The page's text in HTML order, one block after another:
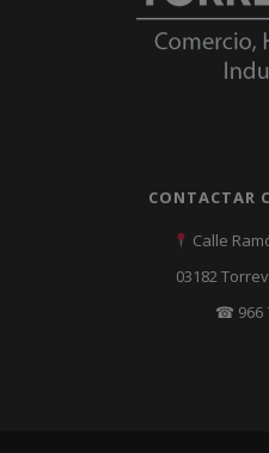
CONTACTAR
Calle
03182
☎ 966